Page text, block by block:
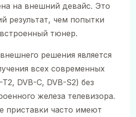
на внешний девайс. Это
результат, чем попытки
тюнер.
решения является
всех современных
DVB-C, DVB-S2) без
железа телевизора.
приставки часто имеют